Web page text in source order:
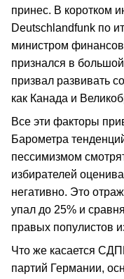
принес. В коротком
Deutschlandfunk по
министром
признался в
призвал развивать
как Канада и
Все эти факторы
Барометра
пессимизмом
избирателей
негативно. Это
упал до 25% и
правых популистов
Что же касается
партий Германии,